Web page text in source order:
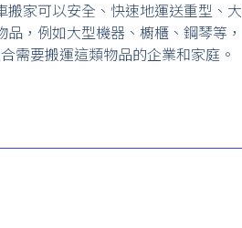
搬家可以安全、快速地運送重型、大
品，例如大型機器、櫥櫃、鋼琴等，
需要搬運這類物品的企業和家庭。